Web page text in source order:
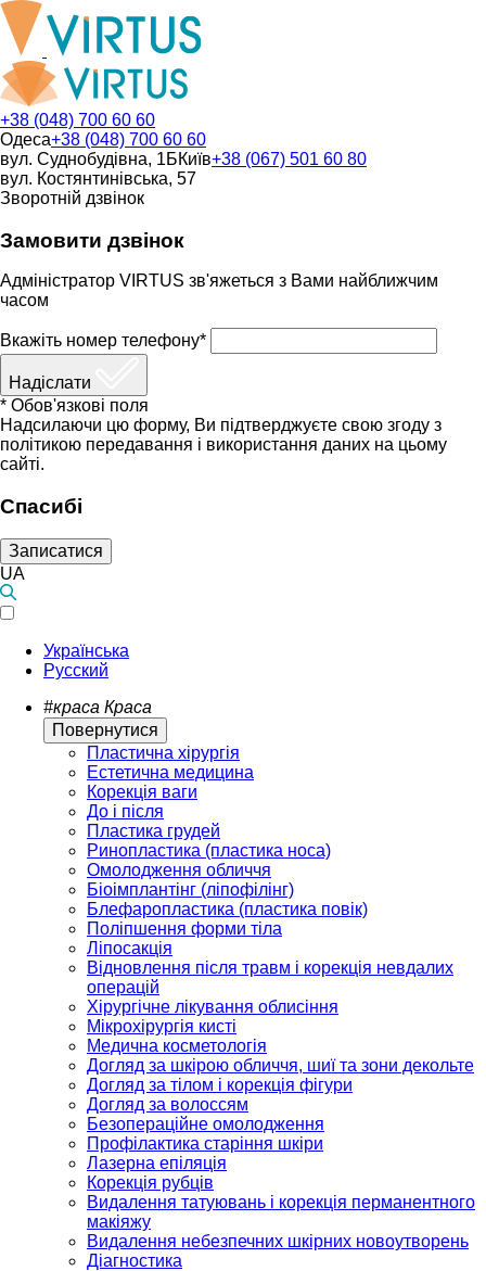
+38 (048) 700 60 60
Одеса+38 (048) 700 60 60
вул. Суднобудівна, 1БКиїв+38 (067) 501 60 80
вул. Костянтинівська, 57
Зворотній дзвінок
Замовити дзвінок
Адміністратор VIRTUS зв'яжеться з Вами найближчим
часом
Вкажіть номер телефону*
Надіслати
* Обов'язкові поля
Надсилаючи цю форму, Ви підтверджуєте свою згоду з
політикою передавання і використання даних на цьому
сайті.
Спасибі
Записатися
UA
Українська
Русский
#краса Краса
Повернутися
Пластична хірургія
Естетична медицина
Корекція ваги
До і після
Пластика грудей
Ринопластика (пластика носа)
Омолодження обличчя
Біоімплантінг (ліпофілінг)
Блефаропластика (пластика повік)
Поліпшення форми тіла
Ліпосакція
Відновлення після травм і корекція невдалих
операцій
Хірургічне лікування облисіння
Мікрохірургія кисті
Медична косметологія
Догляд за шкірою обличчя, шиї та зони декольте
Догляд за тілом і корекція фігури
Догляд за волоссям
Безопераційне омолодження
Профілактика старіння шкіри
Лазерна епіляція
Корекція рубців
Видалення татуювань і корекція перманентного
макіяжу
Видалення небезпечних шкірних новоутворень
Діагностика